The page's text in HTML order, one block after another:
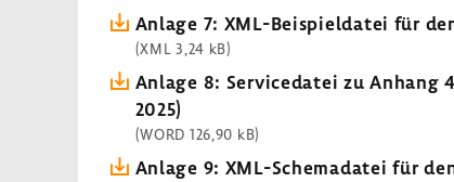
Anlage 7: XML-Beispieldatei für
(XML 3,24 kB)
Anlage 8: Servicedatei zu Anhang
2025)
(WORD 126,90 kB)
Anlage 9: XML-Schemadatei für